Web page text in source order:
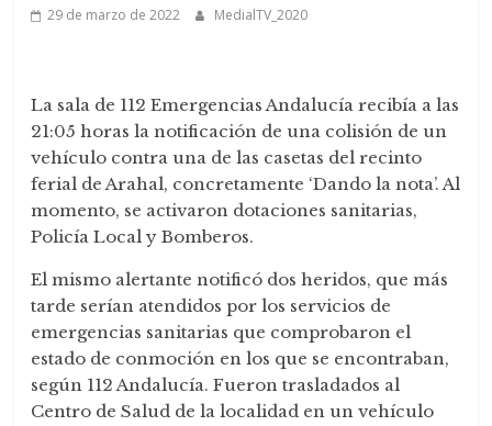
29 de marzo de 2022 MedialTV_2020
La sala de 112 Emergencias Andalucía recibía a las
21:05 horas la notificación de una colisión de un
vehículo contra una de las casetas del recinto
ferial de Arahal, concretamente ‘Dando la nota’. Al
momento, se activaron dotaciones sanitarias,
Policía Local y Bomberos.
El mismo alertante notificó dos heridos, que más
tarde serían atendidos por los servicios de
emergencias sanitarias que comprobaron el
estado de conmoción en los que se encontraban,
según 112 Andalucía. Fueron trasladados al
Centro de Salud de la localidad en un vehículo